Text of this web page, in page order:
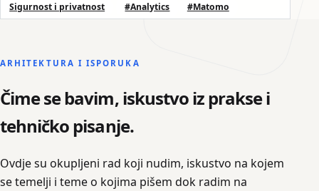
Sigurnost i privatnost #Analytics #Matomo
ARHITEKTURA I ISPORUKA
Čime se bavim, iskustvo iz prakse i
tehničko pisanje.
Ovdje su okupljeni rad koji nudim, iskustvo na kojem
se temelji i teme o kojima pišem dok radim na